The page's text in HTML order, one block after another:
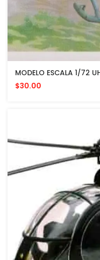
$30.00